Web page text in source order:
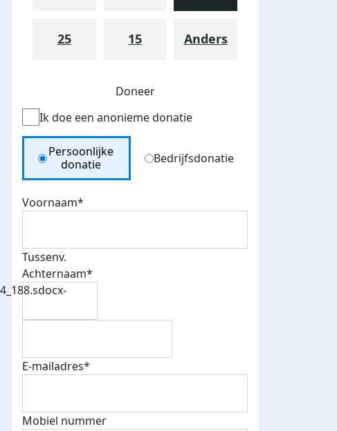
donderdag 13 januari 2022
25 15 Anders
Doneer
Ik doe een anonieme donatie
Donation Type
Persoonlijke
donatie
Bedrijfsdonatie
Voornaam*
Tussenv.
Achternaam*
E-mailadres*
Mobiel nummer